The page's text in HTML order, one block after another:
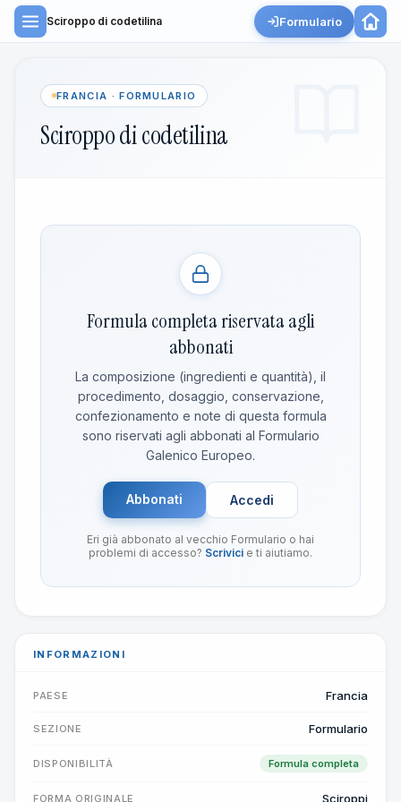
Sciroppo di codetilina Formulario
FRANCIA · FORMULARIO
Sciroppo di codetilina
Formula completa riservata agli
abbonati
La composizione (ingredienti e quantità), il
procedimento, dosaggio, conservazione,
confezionamento e note di questa formula
sono riservati agli abbonati al Formulario
Galenico Europeo.
Abbonati Accedi
Eri già abbonato al vecchio Formulario o hai
problemi di accesso? Scrivici e ti aiutiamo.
INFORMAZIONI
PAESE Francia
SEZIONE Formulario
DISPONIBILITÀ Formula completa
FORMA ORIGINALE Sciroppi